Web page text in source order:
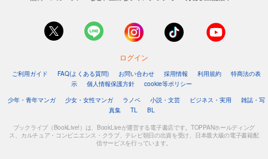
ログイン
ご利用ガイド FAQ(よくある質問) お問い合わせ 採用情報 利用規約
特商法の表
示
個人情報保護方針
cookie等ポリシー
少年・青年マンガ
少女・女性マンガ ラノベ 小説・文芸 ビジネス・実用
雑誌・写
真集
TL BL
ブックライブ（BookLive!）は、BookLiveが運営する電子書店です。TOPPANホールディング
ス、カルチュア・コンビニエンス・クラブ、テレビ朝日の出資を受け、日本最大級の電子書籍配
信サービスを行っています。